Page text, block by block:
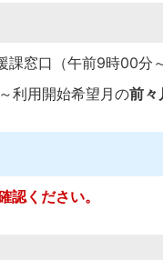
窓口（午前9時00分
利用開始希望月の前々
ください。